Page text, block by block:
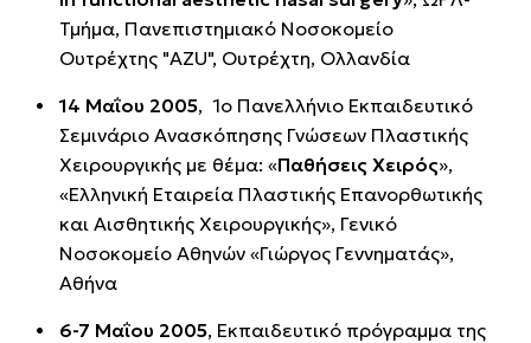
Τμήμα, Πανεπιστημιακό Νοσοκομείο
Ουτρέχτης "AZU", Ουτρέχτη, Ολλανδία
14 Μαΐου 2005, 1ο Πανελλήνιο Εκπαιδευτικό
Σεμινάριο Ανασκόπησης Γνώσεων Πλαστικής
Χειρουργικής με θέμα: «Παθήσεις Χειρός»,
«Ελληνική Εταιρεία Πλαστικής Επανορθωτικής
και Αισθητικής Χειρουργικής», Γενικό
Νοσοκομείο Αθηνών «Γιώργος Γεννηματάς»,
Αθήνα
6-7 Μαΐου 2005, Εκπαιδευτικό πρόγραμμα της